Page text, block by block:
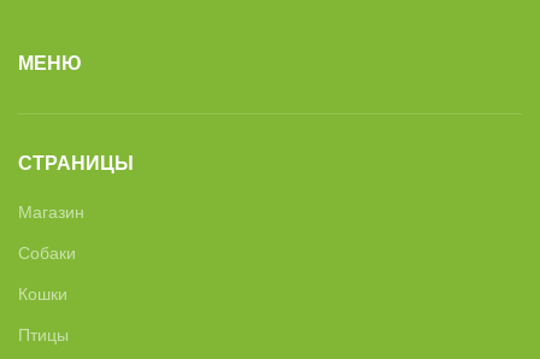
МЕНЮ
СТРАНИЦЫ
Магазин
Собаки
Кошки
Птицы